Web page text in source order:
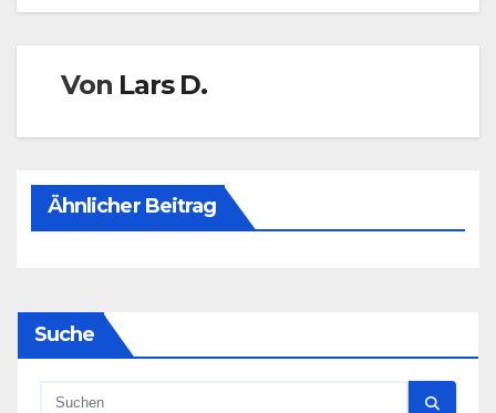
Von Lars D.
Ähnlicher Beitrag
Suche